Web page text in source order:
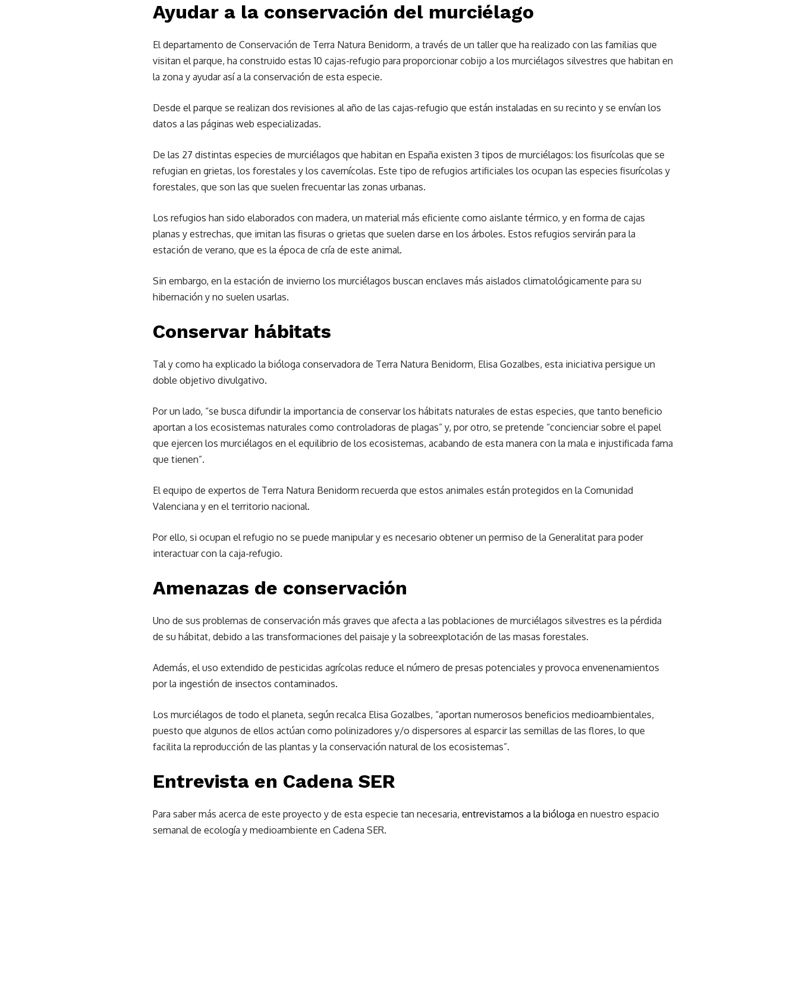
Ayudar a la conservación del murciélago
El departamento de Conservación de Terra Natura Benidorm, a través de un taller que ha realizado con las familias que
visitan el parque, ha construido estas 10 cajas-refugio para proporcionar cobijo a los murciélagos silvestres que habitan en
la zona y ayudar así a la conservación de esta especie.
Desde el parque se realizan dos revisiones al año de las cajas-refugio que están instaladas en su recinto y se envían los
datos a las páginas web especializadas.
De las 27 distintas especies de murciélagos que habitan en España existen 3 tipos de murciélagos: los fisurícolas que se
refugian en grietas, los forestales y los cavernícolas. Este tipo de refugios artificiales los ocupan las especies fisurícolas y
forestales, que son las que suelen frecuentar las zonas urbanas.
Los refugios han sido elaborados con madera, un material más eficiente como aislante térmico, y en forma de cajas
planas y estrechas, que imitan las fisuras o grietas que suelen darse en los árboles. Estos refugios servirán para la
estación de verano, que es la época de cría de este animal.
Sin embargo, en la estación de invierno los murciélagos buscan enclaves más aislados climatológicamente para su
hibernación y no suelen usarlas.
Conservar hábitats
Tal y como ha explicado la bióloga conservadora de Terra Natura Benidorm, Elisa Gozalbes, esta iniciativa persigue un
doble objetivo divulgativo.
Por un lado, “se busca difundir la importancia de conservar los hábitats naturales de estas especies, que tanto beneficio
aportan a los ecosistemas naturales como controladoras de plagas” y, por otro, se pretende “concienciar sobre el papel
que ejercen los murciélagos en el equilibrio de los ecosistemas, acabando de esta manera con la mala e injustificada fama
que tienen”.
El equipo de expertos de Terra Natura Benidorm recuerda que estos animales están protegidos en la Comunidad
Valenciana y en el territorio nacional.
Por ello, si ocupan el refugio no se puede manipular y es necesario obtener un permiso de la Generalitat para poder
interactuar con la caja-refugio.
Amenazas de conservación
Uno de sus problemas de conservación más graves que afecta a las poblaciones de murciélagos silvestres es la pérdida
de su hábitat, debido a las transformaciones del paisaje y la sobreexplotación de las masas forestales.
Además, el uso extendido de pesticidas agrícolas reduce el número de presas potenciales y provoca envenenamientos
por la ingestión de insectos contaminados.
Los murciélagos de todo el planeta, según recalca Elisa Gozalbes, “aportan numerosos beneficios medioambientales,
puesto que algunos de ellos actúan como polinizadores y/o dispersores al esparcir las semillas de las flores, lo que
facilita la reproducción de las plantas y la conservación natural de los ecosistemas”.
Entrevista en Cadena SER
Para saber más acerca de este proyecto y de esta especie tan necesaria, entrevistamos a la bióloga en nuestro espacio
semanal de ecología y medioambiente en Cadena SER.